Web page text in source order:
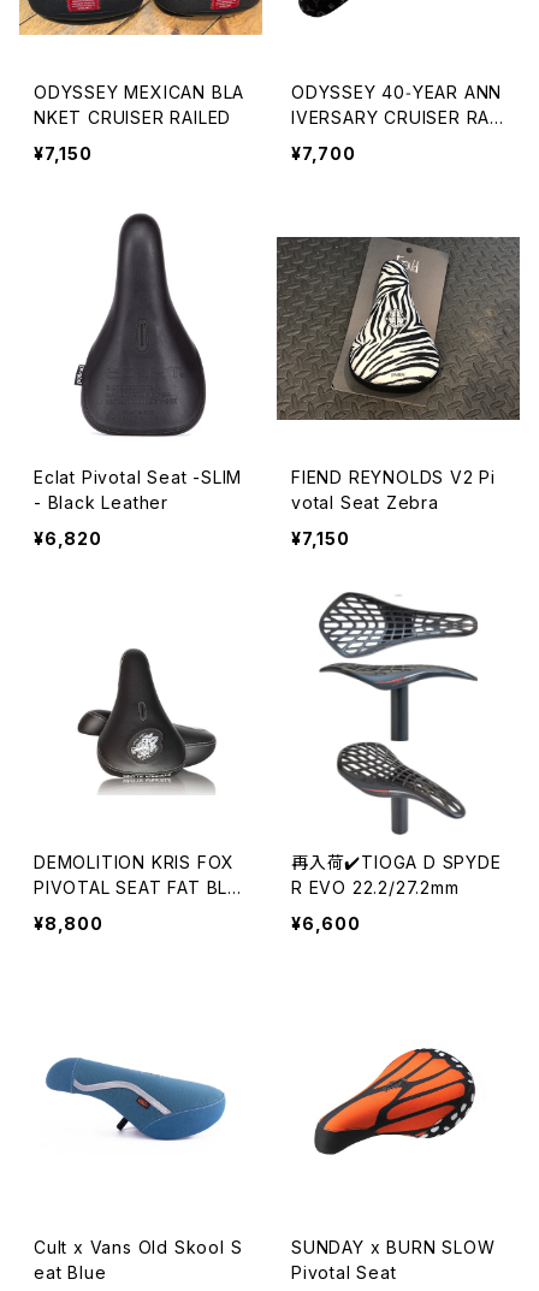
ODYSSEY MEXICAN BLA
NKET CRUISER RAILED
¥7,150
ODYSSEY 40‑YEAR ANN
IVERSARY CRUISER RAIL
ED SEAT Black Suede
¥7,700
Eclat Pivotal Seat -SLIM
- Black Leather
¥6,820
FIEND REYNOLDS V2 Pi
votal Seat Zebra
¥7,150
DEMOLITION KRIS FOX
PIVOTAL SEAT FAT BLA
CK
¥8,800
再入荷✔️TIOGA D SPYDE
R EVO 22.2/27.2mm
¥6,600
Cult x Vans Old Skool S
eat Blue
SUNDAY x BURN SLOW
Pivotal Seat